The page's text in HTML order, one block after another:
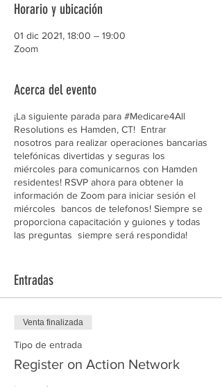
Horario y ubicación
01 dic 2021, 18:00 – 19:00
Zoom
Acerca del evento
¡La siguiente parada para #Medicare4All
Resolutions es Hamden, CT! Entrar
nosotros para realizar operaciones bancarias
telefónicas divertidas y seguras los
miércoles para comunicarnos con Hamden
residentes! RSVP ahora para obtener la
información de Zoom para iniciar sesión el
miércoles bancos de telefonos! Siempre se
proporciona capacitación y guiones y todas
las preguntas siempre será respondida!
esfuerzo de Resolución de toda la ciudad,
ahora nos estamos aventurando en los
universal y cómo pueden crecer su propio
poder para exigir Medicare para Todos de
Entradas
Venta finalizada
Tipo de entrada
Register on Action Network